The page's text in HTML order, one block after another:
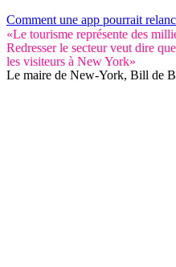
Comment une app pourrait
«Le tourisme représente des
Redresser le secteur veut dire
les visiteurs à New York»
Le maire de New-York, Bill de